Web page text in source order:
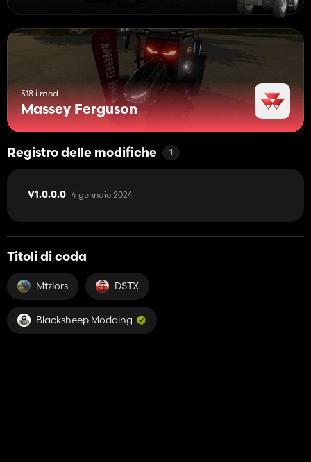
318 i mod
Massey Ferguson
Registro delle modifiche 1
V1.0.0.0 4 gennaio 2024
Titoli di coda
Mtziors DSTX
Blacksheep Modding